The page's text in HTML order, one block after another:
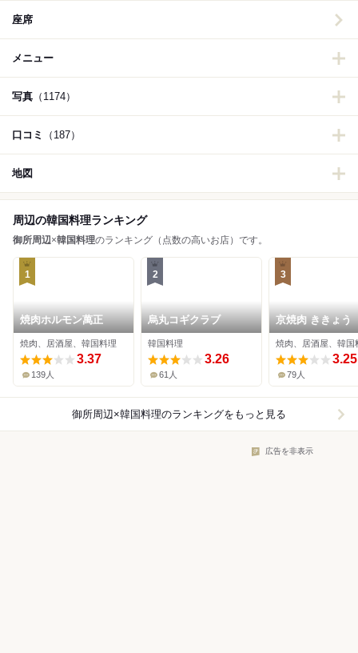
座席
メニュー
写真 （1174）
口コミ （187）
地図
周辺の韓国料理ランキング
御所周辺×韓国料理のランキング（点数の高いお店）です。
1
焼肉ホルモン萬正
焼肉、居酒屋、韓国料理
3.37
139人
2
烏丸コギクラブ
韓国料理
3.26
61人
3
京焼肉 ききょう
焼肉、居酒屋、韓国
3.25
79人
御所周辺×韓国料理のランキングをもっと見る
広告を非表示